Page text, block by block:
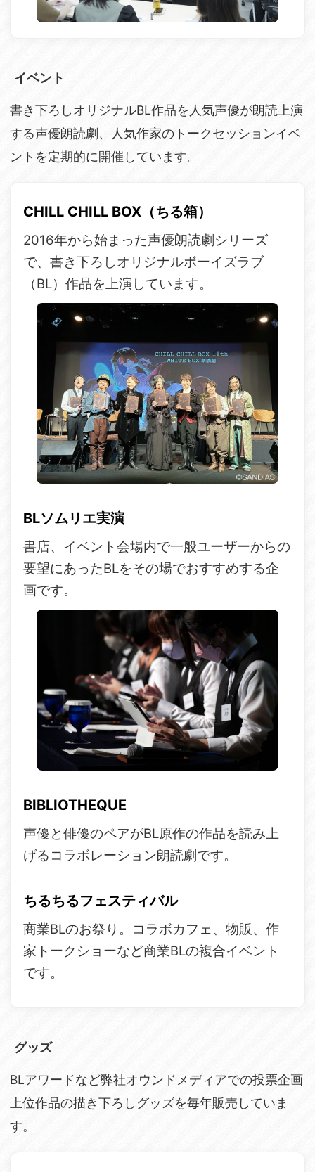
イベント
書き下ろしオリジナルBL作品を人気声優が朗読上演
する声優朗読劇、人気作家のトークセッションイベ
ントを定期的に開催しています。
CHILL CHILL BOX（ちる箱）
2016年から始まった声優朗読劇シリーズ
で、書き下ろしオリジナルボーイズラブ
（BL）作品を上演しています。
BLソムリエ実演
書店、イベント会場内で一般ユーザーからの
要望にあったBLをその場でおすすめする企
画です。
BIBLIOTHEQUE
声優と俳優のペアがBL原作の作品を読み上
げるコラボレーション朗読劇です。
ちるちるフェスティバル
商業BLのお祭り。コラボカフェ、物販、作
家トークショーなど商業BLの複合イベント
です。
グッズ
BLアワードなど弊社オウンドメディアでの投票企画
上位作品の描き下ろしグッズを毎年販売していま
す。